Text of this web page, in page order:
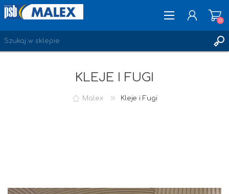
ZAREJESTRUJ SIĘ
(0)
KLEJE I FUGI
Malex Kleje i Fugi